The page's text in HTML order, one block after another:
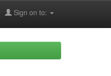
Sign on to: